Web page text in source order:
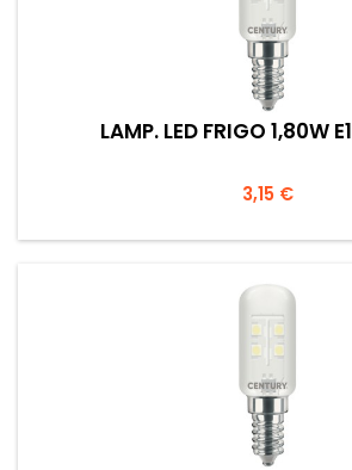
LAMP. LED FRIGO 1,80W
Prezzo
3,15 €